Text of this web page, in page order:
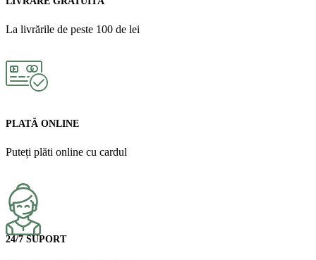
La livrările de peste 100 de lei
PLATĂ ONLINE
Puteți plăti online cu cardul
24/7 SUPORT